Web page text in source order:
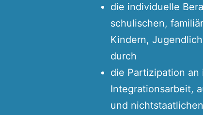
die individuelle
schulischen,
Kindern,
durch
die Partizipation an
Integrationsarbeit,
und